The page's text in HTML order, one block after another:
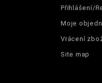
Přihlášení/
Moje
Vrácení
Site map